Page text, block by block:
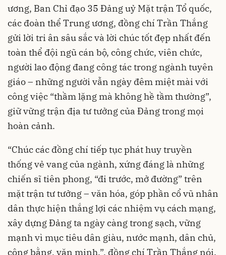
ương, Ban Chỉ đạo 35 Đảng uỷ Mặt trận Tổ quốc,
các đoàn thể Trung ương, đồng chí Trần Thắng
gửi lời tri ân sâu sắc và lời chúc tốt đẹp nhất đến
toàn thể đội ngũ cán bộ, công chức, viên chức,
người lao động đang công tác trong ngành tuyên
giáo – những người vẫn ngày đêm miệt mài với
công việc “thầm lặng mà không hề tầm thường”,
giữ vững trận địa tư tưởng của Đảng trong mọi
hoàn cảnh.
“Chúc các đồng chí tiếp tục phát huy truyền
thống vẻ vang của ngành, xứng đáng là những
chiến sĩ tiên phong, “đi trước, mở đường” trên
mặt trận tư tưởng – văn hóa, góp phần cổ vũ nhân
dân thực hiện thắng lợi các nhiệm vụ cách mạng,
xây dựng Đảng ta ngày càng trong sạch, vững
mạnh vì mục tiêu dân giàu, nước mạnh, dân chủ,
công bằng, văn minh.”, đồng chí Trần Thắng nói.